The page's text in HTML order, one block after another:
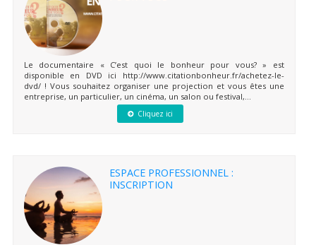
Le documentaire « C’est quoi le bonheur pour vous? » est
disponible en DVD ici http://www.citationbonheur.fr/achetez-le-
dvd/ ! Vous souhaitez organiser une projection et vous êtes une
entreprise, un particulier, un cinéma, un salon ou festival,...
Cliquez ici
ESPACE PROFESSIONNEL :
INSCRIPTION